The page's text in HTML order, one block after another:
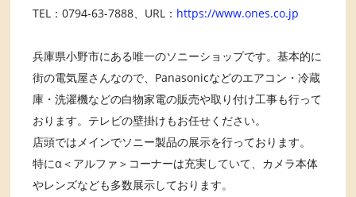
TEL：0794-63-7888、URL： https://www.ones.co.jp
兵庫県小野市にある唯一のソニーショップです。基本的に
街の電気屋さんなので、Panasonicなどのエアコン・冷蔵
庫・洗濯機などの白物家電の販売や取り付け工事も行って
おります。テレビの壁掛けもお任せください。
店頭ではメインでソニー製品の展示を行っております。
特にα＜アルファ＞コーナーは充実していて、カメラ本体
やレンズなども多数展示しております。